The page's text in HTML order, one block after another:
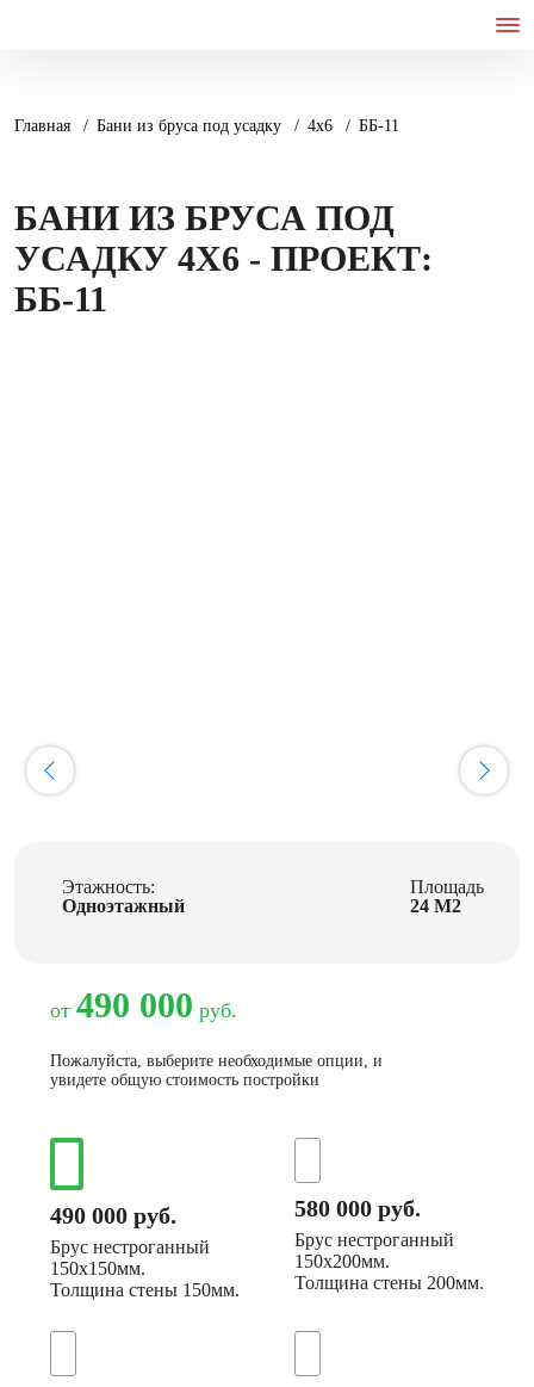
Главная Бани из бруса под усадку 4х6 ББ-11
БАНИ ИЗ БРУСА ПОД
УСАДКУ 4Х6 - ПРОЕКТ:
ББ-11
Этажность:
Одноэтажный
Площадь
24 М2
от 490 000 руб.
Пожалуйста, выберите необходимые опции, и
увидете общую стоимость постройки
490 000 руб.
Брус нестроганный
150х150мм.
Толщина стены 150мм.
580 000 руб.
Брус нестроганный
150х200мм.
Толщина стены 200мм.